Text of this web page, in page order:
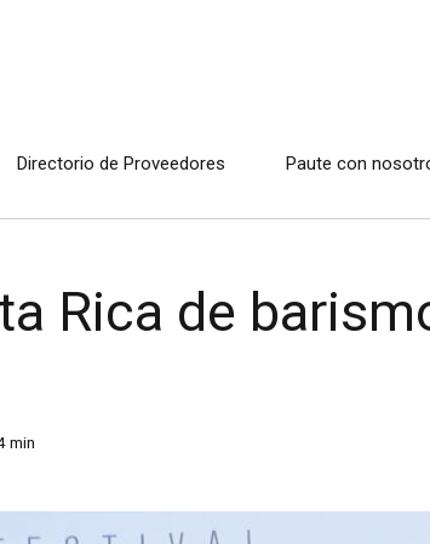
Directorio de Proveedores Paute con
Rica de
min